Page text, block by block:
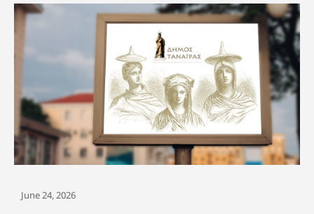
June 24, 2026